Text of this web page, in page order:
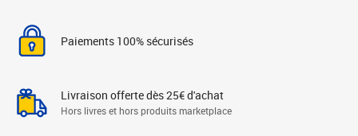
Paiements 100% sécurisés
Livraison offerte dès 25€ d'achat
Hors livres et hors produits marketplace